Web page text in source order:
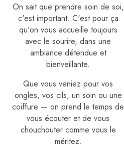
On sait que prendre soin de soi,
c'est important. C'est pour ça
qu'on vous accueille toujours
avec le sourire, dans une
ambiance détendue et
bienveillante.
Que vous veniez pour vos
ongles, vos cils, un soin ou une
coiffure — on prend le temps de
vous écouter et de vous
chouchouter comme vous le
méritez.